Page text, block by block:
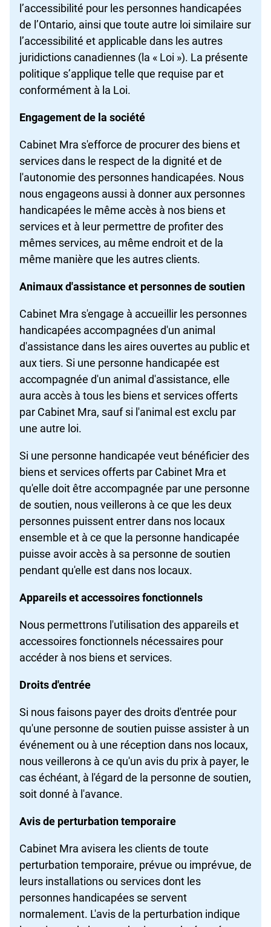
l’accessibilité pour les personnes handicapées
de l’Ontario, ainsi que toute autre loi similaire sur
l’accessibilité et applicable dans les autres
juridictions canadiennes (la « Loi »). La présente
politique s’applique telle que requise par et
conformément à la Loi.
Engagement de la société
Cabinet Mra s'efforce de procurer des biens et
services dans le respect de la dignité et de
l'autonomie des personnes handicapées. Nous
nous engageons aussi à donner aux personnes
handicapées le même accès à nos biens et
services et à leur permettre de profiter des
mêmes services, au même endroit et de la
même manière que les autres clients.
Animaux d'assistance et personnes de soutien
Cabinet Mra s'engage à accueillir les personnes
handicapées accompagnées d'un animal
d'assistance dans les aires ouvertes au public et
aux tiers. Si une personne handicapée est
accompagnée d'un animal d'assistance, elle
aura accès à tous les biens et services offerts
par Cabinet Mra, sauf si l'animal est exclu par
une autre loi.
Si une personne handicapée veut bénéficier des
biens et services offerts par Cabinet Mra et
qu'elle doit être accompagnée par une personne
de soutien, nous veillerons à ce que les deux
personnes puissent entrer dans nos locaux
ensemble et à ce que la personne handicapée
puisse avoir accès à sa personne de soutien
pendant qu'elle est dans nos locaux.
Appareils et accessoires fonctionnels
Nous permettrons l'utilisation des appareils et
accessoires fonctionnels nécessaires pour
accéder à nos biens et services.
Droits d'entrée
Si nous faisons payer des droits d'entrée pour
qu'une personne de soutien puisse assister à un
événement ou à une réception dans nos locaux,
nous veillerons à ce qu'un avis du prix à payer, le
cas échéant, à l'égard de la personne de soutien,
soit donné à l'avance.
Avis de perturbation temporaire
Cabinet Mra avisera les clients de toute
perturbation temporaire, prévue ou imprévue, de
leurs installations ou services dont les
personnes handicapées se servent
normalement. L'avis de la perturbation indique